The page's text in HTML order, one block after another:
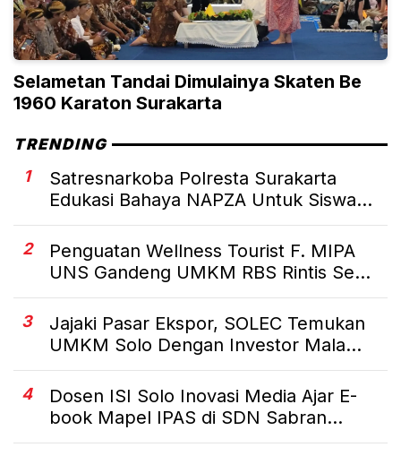
Selametan Tandai Dimulainya Skaten Be
1960 Karaton Surakarta
TRENDING
1
Satresnarkoba Polresta Surakarta
Edukasi Bahaya NAPZA Untuk Siswa...
2
Penguatan Wellness Tourist F. MIPA
UNS Gandeng UMKM RBS Rintis Se...
3
Jajaki Pasar Ekspor, SOLEC Temukan
UMKM Solo Dengan Investor Mala...
4
Dosen ISI Solo Inovasi Media Ajar E-
book Mapel IPAS di SDN Sabran...